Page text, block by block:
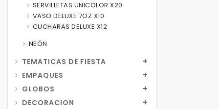
SERVILLETAS UNICOLOR X20
VASO DELUXE 7OZ X10
CUCHARAS DELUXE X12
NEÓN
TEMATICAS DE FIESTA
EMPAQUES
GLOBOS
DECORACION